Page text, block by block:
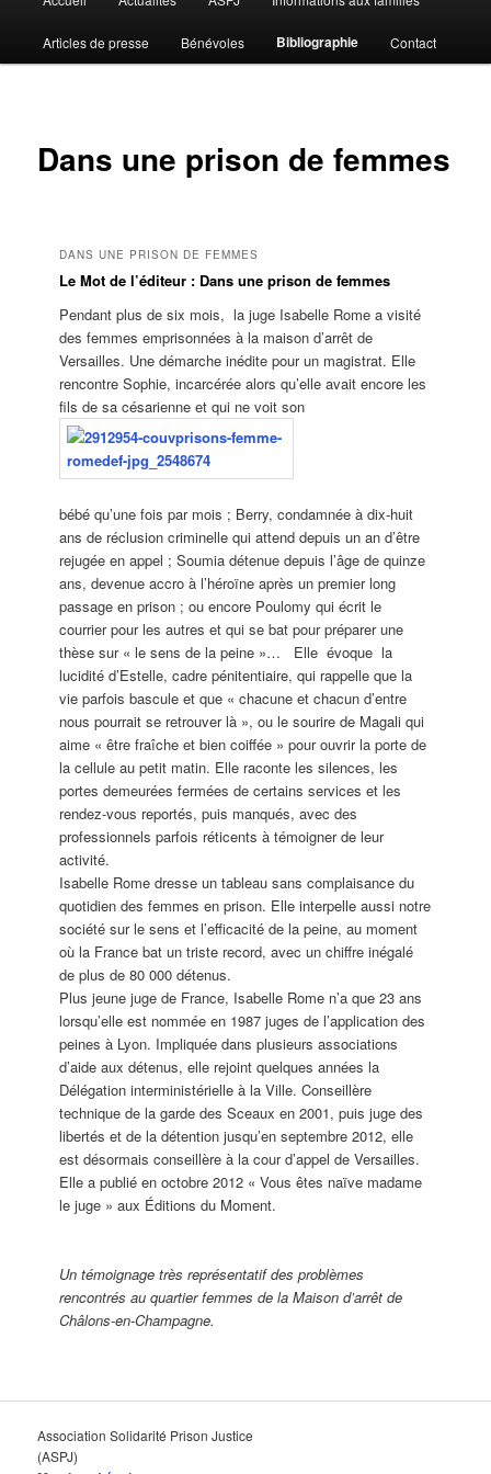
principal
Articles de presse Bénévoles Bibliographie Contact
Dans une prison de femmes
DANS UNE PRISON DE FEMMES
Le Mot de l’éditeur : Dans une prison de femmes
Pendant plus de six mois, la juge Isabelle Rome a visité
des femmes emprisonnées à la maison d’arrêt de
Versailles. Une démarche inédite pour un magistrat. Elle
rencontre Sophie, incarcérée alors qu’elle avait encore les
fils de sa césarienne et qui ne voit son
bébé qu’une fois par mois ; Berry, condamnée à dix-huit
ans de réclusion criminelle qui attend depuis un an d’être
rejugée en appel ; Soumia détenue depuis l’âge de quinze
ans, devenue accro à l’héroïne après un premier long
passage en prison ; ou encore Poulomy qui écrit le
courrier pour les autres et qui se bat pour préparer une
thèse sur « le sens de la peine »… Elle évoque la
lucidité d’Estelle, cadre pénitentiaire, qui rappelle que la
vie parfois bascule et que « chacune et chacun d’entre
nous pourrait se retrouver là », ou le sourire de Magali qui
aime « être fraîche et bien coiffée » pour ouvrir la porte de
la cellule au petit matin. Elle raconte les silences, les
portes demeurées fermées de certains services et les
rendez-vous reportés, puis manqués, avec des
professionnels parfois réticents à témoigner de leur
activité.
Isabelle Rome dresse un tableau sans complaisance du
quotidien des femmes en prison. Elle interpelle aussi notre
société sur le sens et l’efficacité de la peine, au moment
où la France bat un triste record, avec un chiffre inégalé
de plus de 80 000 détenus.
Plus jeune juge de France, Isabelle Rome n’a que 23 ans
lorsqu’elle est nommée en 1987 juges de l’application des
peines à Lyon. Impliquée dans plusieurs associations
d’aide aux détenus, elle rejoint quelques années la
Délégation interministérielle à la Ville. Conseillère
technique de la garde des Sceaux en 2001, puis juge des
libertés et de la détention jusqu’en septembre 2012, elle
est désormais conseillère à la cour d’appel de Versailles.
Elle a publié en octobre 2012 « Vous êtes naïve madame
le juge » aux Éditions du Moment.
Un témoignage très représentatif des problèmes
rencontrés au quartier femmes de la Maison d’arrêt de
Châlons-en-Champagne.
Association Solidarité Prison Justice
(ASPJ)